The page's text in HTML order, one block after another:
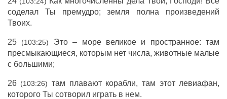
соделалТы премудро;земля полна
произведений
Твоих.
25 (103:25) Это – море великоеи пространное: там
пресмыкающиеся, которым нет числа,животные малые
с большими;
26 (103:26) там плавают корабли, там этот левиафан,
которого Ты сотворил игратьв нем.